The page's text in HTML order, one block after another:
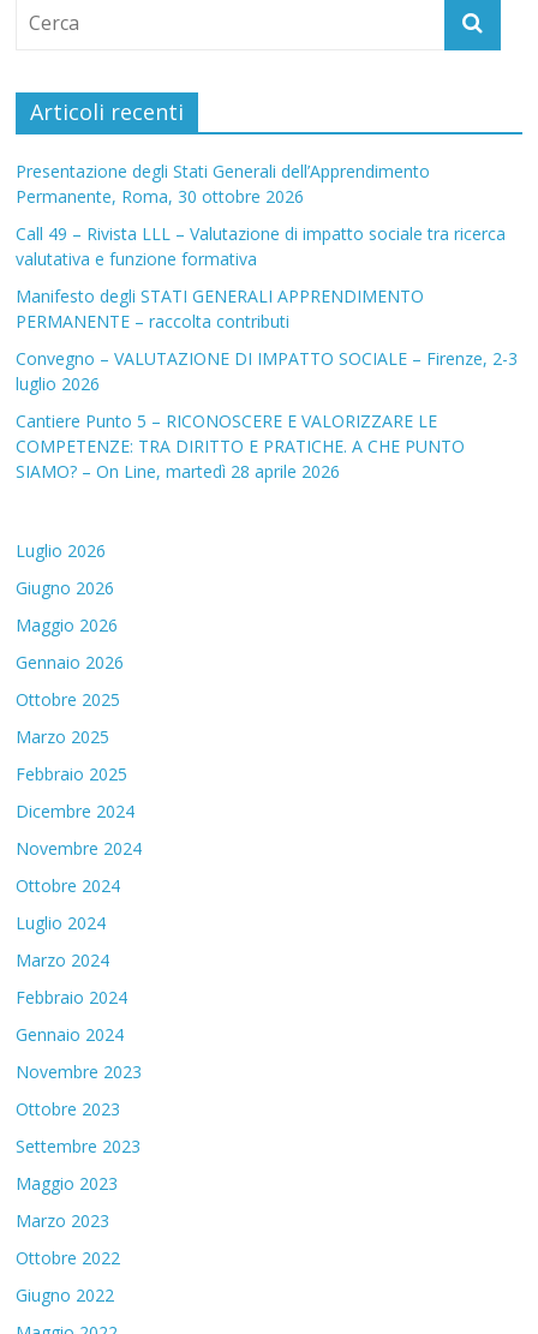
Articoli recenti
Presentazione degli Stati Generali dell’Apprendimento
Permanente, Roma, 30 ottobre 2026
Call 49 – Rivista LLL – Valutazione di impatto sociale tra ricerca
valutativa e funzione formativa
Manifesto degli STATI GENERALI APPRENDIMENTO
PERMANENTE – raccolta contributi
Convegno – VALUTAZIONE DI IMPATTO SOCIALE – Firenze, 2-3
luglio 2026
Cantiere Punto 5 – RICONOSCERE E VALORIZZARE LE
COMPETENZE: TRA DIRITTO E PRATICHE. A CHE PUNTO
SIAMO? – On Line, martedì 28 aprile 2026
Luglio 2026
Giugno 2026
Maggio 2026
Gennaio 2026
Ottobre 2025
Marzo 2025
Febbraio 2025
Dicembre 2024
Novembre 2024
Ottobre 2024
Luglio 2024
Marzo 2024
Febbraio 2024
Gennaio 2024
Novembre 2023
Ottobre 2023
Settembre 2023
Maggio 2023
Marzo 2023
Ottobre 2022
Giugno 2022